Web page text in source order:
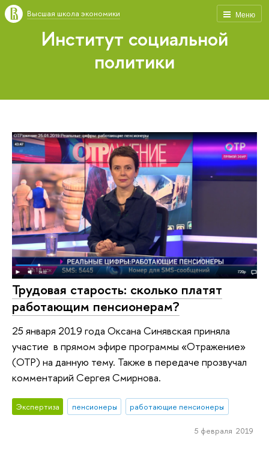
Меню
Высшая школа экономики
Институт социальной
политики
Трудовая старость: сколько платят
работающим пенсионерам?
25 января 2019 года Оксана Синявская приняла
участие в прямом эфире программы «Отражение»
(ОТР) на данную тему. Также в передаче прозвучал
комментарий Сергея Смирнова.
Экспертиза пенсионеры работающие пенсионеры
5 февраля 2019